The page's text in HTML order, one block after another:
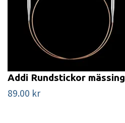
Addi Rundstickor mässing
89.00 kr